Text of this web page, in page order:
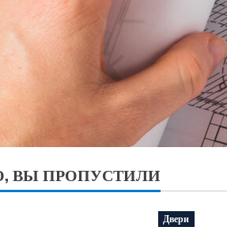
ВЫ ПРОПУСТИЛИ
Двери